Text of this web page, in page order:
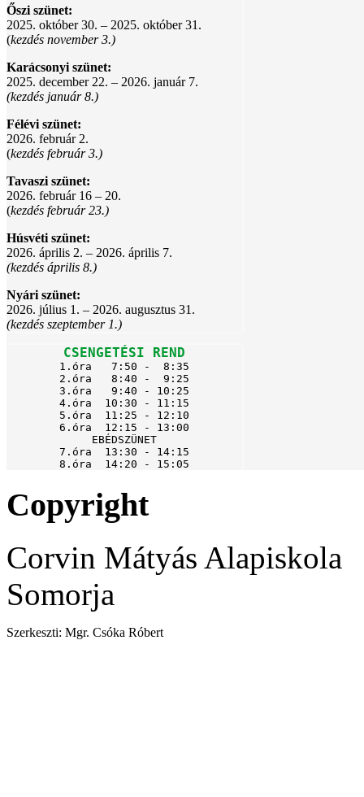
Őszi szünet:
2025. október 30. – 2025. október 31.
(kezdés november 3.)
Karácsonyi szünet:
2025. december 22. – 2026. január 7.
(kezdés január 8.)
Félévi szünet:
2026. február 2.
(kezdés február 3.)
Tavaszi szünet:
2026. február 16 – 20.
(kezdés február 23.)
Húsvéti szünet:
2026. április 2. – 2026. április 7.
(kezdés április 8.)
Nyári szünet:
2026. július 1. – 2026. augusztus 31.
(kezdés szeptember 1.)
CSENGETÉSI REND
1.óra   7:50 -  8:35
2.óra   8:40 -  9:25
3.óra   9:40 - 10:25
4.óra  10:30 - 11:15
5.óra  11:25 - 12:10
6.óra  12:15 - 13:00
EBÉDSZÜNET
7.óra  13:30 - 14:15
8.óra  14:20 - 15:05
Copyright
Corvin Mátyás Alapiskola
Somorja
Szerkeszti: Mgr. Csóka Róbert